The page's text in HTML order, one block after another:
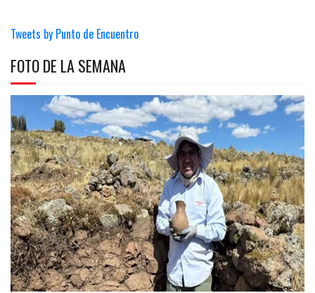
Tweets by Punto de Encuentro
FOTO DE LA SEMANA